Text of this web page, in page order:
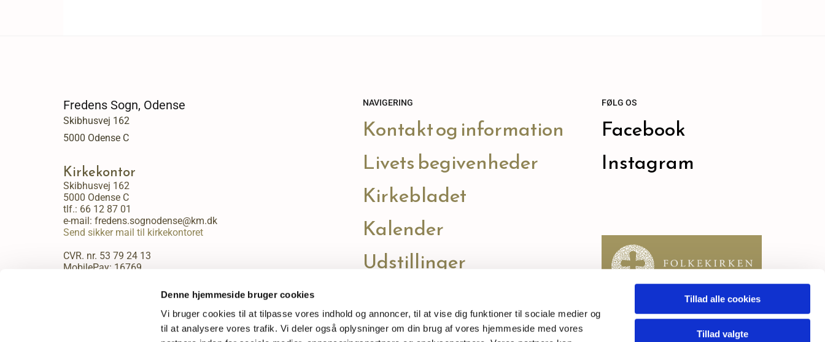
Denne hjemmeside bruger cookies
Vi bruger cookies til at tilpasse vores indhold og annoncer, til at vise dig funktioner til sociale medier og
til at analysere vores trafik. Vi deler også oplysninger om din brug af vores hjemmeside med vores
Tillad alle cookies
Tillad valgte
Fredens Sogn, Odense
Skibhusvej 162
5000 Odense C
Kirkekontor
Skibhusvej 162
5000 Odense C
tlf.: 66 12 87 01
e-mail: fredens.sognodense@km.dk
Send sikker mail til kirkekontoret
CVR. nr. 53 79 24 13
MobilePay: 16769
Kirkekontorets åbningstider:
NAVIGERING
Kontakt og information
Livets begivenheder
Kirkebladet
Kalender
Udstillinger
FØLG OS
Facebook
Instagram